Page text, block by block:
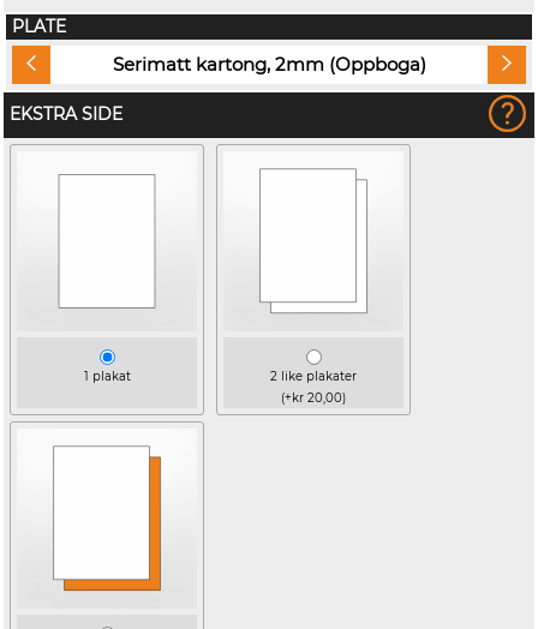
PLATE
Serimatt kartong, 2mm (Oppboga)
EKSTRA SIDE
1 plakat
2 like plakater
(+kr 20,00)